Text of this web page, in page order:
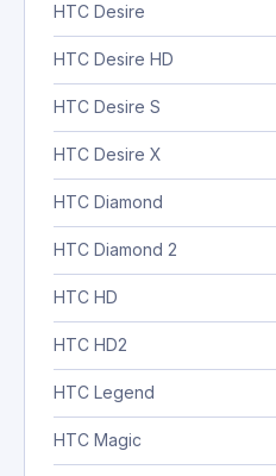
HTC Desire
HTC Desire HD
HTC Desire S
HTC Desire X
HTC Diamond
HTC Diamond 2
HTC HD
HTC HD2
HTC Legend
HTC Magic